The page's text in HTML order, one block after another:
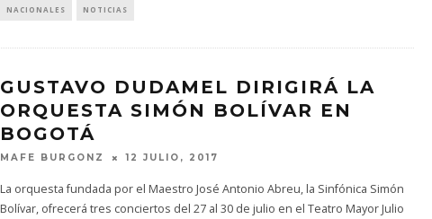
NACIONALES NOTICIAS
GUSTAVO DUDAMEL DIRIGIRÁ LA
ORQUESTA SIMÓN BOLÍVAR EN
BOGOTÁ
MAFE BURGONZ 12 JULIO, 2017
La orquesta fundada por el Maestro José Antonio Abreu, la Sinfónica Simón
Bolívar, ofrecerá tres conciertos del 27 al 30 de julio en el Teatro Mayor Julio